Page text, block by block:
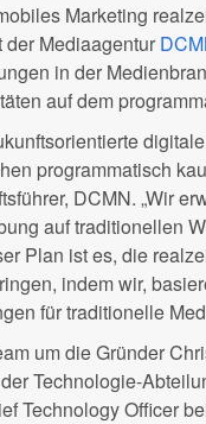
Marketing
der Mediaagentur
in der
auf dem
programmatisch
DCMN. „Wir
auf traditionellen
Plan ist es, die
indem wir,
für traditionelle
um die Gründer
Technologie-
Technology Officer